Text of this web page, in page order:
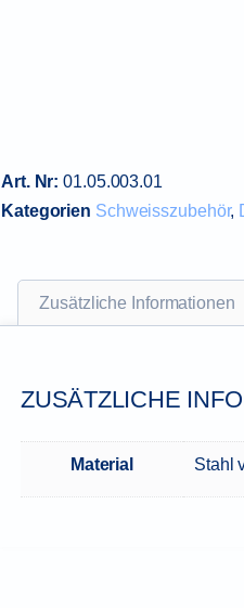
Art. Nr:01.05.003.01
Kategorien Schweisszubehör,
Zusätzliche Informationen
ZUSÄTZLICHE
Material Stahl